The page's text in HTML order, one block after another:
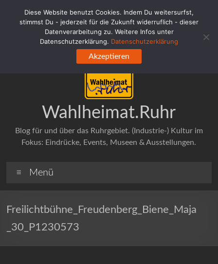
springen
Wahlheimat.Ruhr
Blog für und über das Ruhrgebiet. (Industrie-) Kultur im
Fokus: Eindrücke, Events, Museen & Ausstellungen.
Menü
Freilichtbühne_Freudenberg_Biene_Maja
_30_P1230573
Diese Website benutzt Cookies. Indem Du weitersurfst,
stimmst Du - jederzeit für die Zukunft widerruflich - dieser
Datenverarbeitung zu. Weitere Infos unter
Datenschutzerklärung. Datenschutzerklärung
Akzeptieren